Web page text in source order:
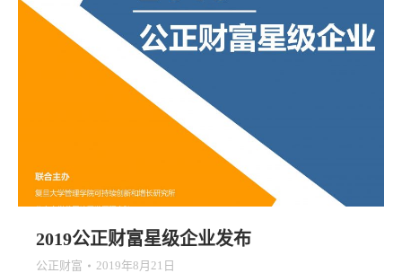
2019公正财富星级企业发布
公正财富 2019年8月21日